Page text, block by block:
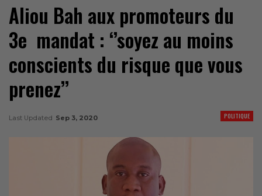
Aliou Bah aux promoteurs du
3e mandat : ‘’soyez au moins
conscients du risque que vous
prenez’’
POLITIQUE
Last Updated Sep 3, 2020